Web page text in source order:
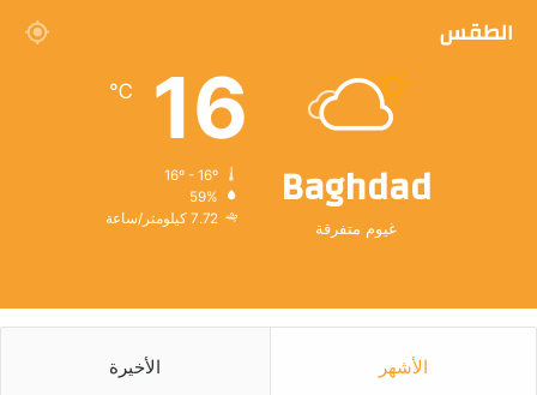
الطقس
Baghdad
غيوم متفرقة
16
℃
59%
7.72 كيلومتر/ساعة
الأشهر الأخيرة